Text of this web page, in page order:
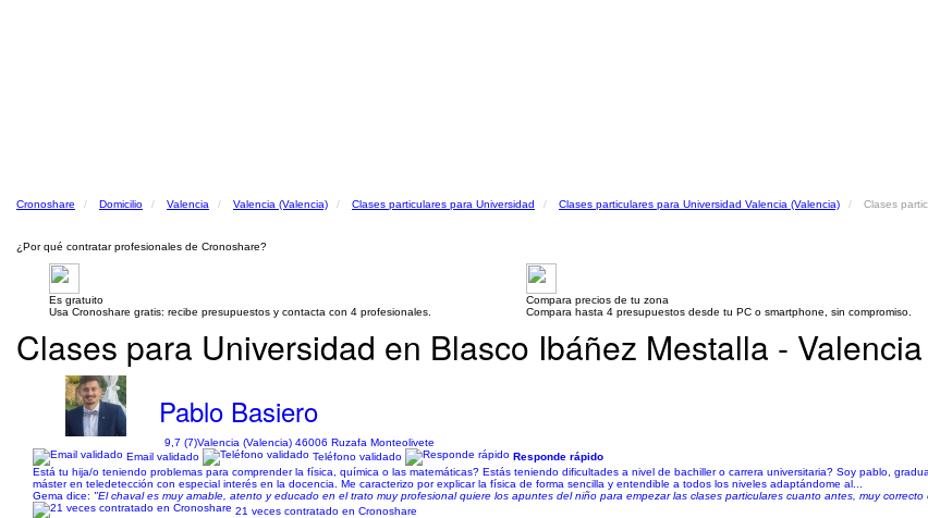
Cronoshare Domicilio Valencia Valencia (Valencia) Clases particulares para Universidad Clases particulares para Universidad Valencia (Valencia) Clases
¿Por qué contratar profesionales de Cronoshare?
Es gratuito
Usa Cronoshare gratis: recibe presupuestos y contacta con 4 profesionales.
Compara precios de tu zona
Compara hasta 4 presupuestos desde tu PC o smartphone, sin compromiso.
Clases para Universidad en Blasco Ibáñez Mestalla -
Pablo Basiero
9,7 (7)Valencia (Valencia) 46006 Ruzafa Monteolivete
Email validado
Teléfono validado
Responde rápido
Está tu hija/o teniendo problemas para comprender la física, química o las matemáticas? Estás teniendo dificultades a nivel de bachiller o carrera universitaria? Soy pablo,
máster en teledetección con especial interés en la docencia. Me caracterizo por explicar la física de forma sencilla y entendible a todos los niveles adaptándome al...
Gema dice: "El chaval es muy amable, atento y educado en el trato muy profesional quiere los apuntes del niño para empezar las clases particulares cuanto antes, muy correcto
21 veces contratado en Cronoshare